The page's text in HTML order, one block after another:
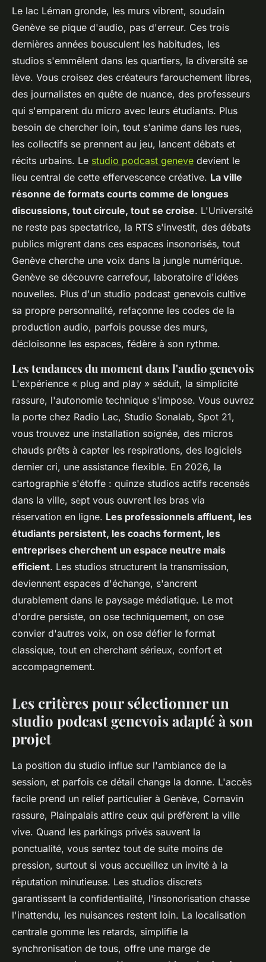
Le lac Léman gronde, les murs vibrent, soudain
Genève se pique d'audio, pas d'erreur. Ces trois
dernières années bousculent les habitudes, les
studios s'emmêlent dans les quartiers, la diversité se
lève. Vous croisez des créateurs farouchement libres,
des journalistes en quête de nuance, des professeurs
qui s'emparent du micro avec leurs étudiants. Plus
besoin de chercher loin, tout s'anime dans les rues,
les collectifs se prennent au jeu, lancent débats et
récits urbains. Le studio podcast geneve devient le
lieu central de cette effervescence créative. La ville
résonne de formats courts comme de longues
discussions, tout circule, tout se croise. L'Université
ne reste pas spectatrice, la RTS s'investit, des débats
publics migrent dans ces espaces insonorisés, tout
Genève cherche une voix dans la jungle numérique.
Genève se découvre carrefour, laboratoire d'idées
nouvelles. Plus d'un studio podcast genevois cultive
sa propre personnalité, refaçonne les codes de la
production audio, parfois pousse des murs,
décloisonne les espaces, fédère à son rythme.
Les tendances du moment dans l'audio genevois
L'expérience « plug and play » séduit, la simplicité
rassure, l'autonomie technique s'impose. Vous ouvrez
la porte chez Radio Lac, Studio Sonalab, Spot 21,
vous trouvez une installation soignée, des micros
chauds prêts à capter les respirations, des logiciels
dernier cri, une assistance flexible. En 2026, la
cartographie s'étoffe : quinze studios actifs recensés
dans la ville, sept vous ouvrent les bras via
réservation en ligne. Les professionnels affluent, les
étudiants persistent, les coachs forment, les
entreprises cherchent un espace neutre mais
efficient. Les studios structurent la transmission,
deviennent espaces d'échange, s'ancrent
durablement dans le paysage médiatique. Le mot
d'ordre persiste, on ose techniquement, on ose
convier d'autres voix, on ose défier le format
classique, tout en cherchant sérieux, confort et
accompagnement.
Les critères pour sélectionner un
studio podcast genevois adapté à son
projet
La position du studio influe sur l'ambiance de la
session, et parfois ce détail change la donne. L'accès
facile prend un relief particulier à Genève, Cornavin
rassure, Plainpalais attire ceux qui préfèrent la ville
vive. Quand les parkings privés sauvent la
ponctualité, vous sentez tout de suite moins de
pression, surtout si vous accueillez un invité à la
réputation minutieuse. Les studios discrets
garantissent la confidentialité, l'insonorisation chasse
l'inattendu, les nuisances restent loin. La localisation
centrale gomme les retards, simplifie la
synchronisation de tous, offre une marge de